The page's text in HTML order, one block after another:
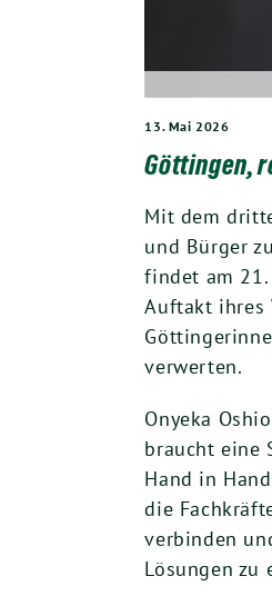
13. Mai 2026
Göttingen,
Mit dem
und Bürger
findet am
Auftakt ihres
verwerten.
Onyeka
braucht eine
Hand in
die
verbinden
Lösungen zu